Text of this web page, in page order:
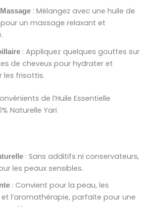
: Mélangez avec une huile de
un massage relaxant et
: Appliquez quelques gouttes sur
de cheveux pour hydrater et
les frisottis.
de l’Huile Essentielle
Naturelle Yari
: Sans additifs ni conservateurs,
les peaux sensibles.
: Convient pour la peau, les
l’aromathérapie, parfaite pour une